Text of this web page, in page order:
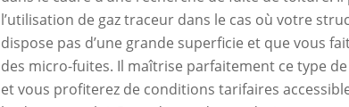
l’utilisation de gaz traceur dans le cas où votre
dispose pas d’une grande superficie et que vous
des micro-fuites. Il maîtrise parfaitement ce type
et vous profiterez de conditions tarifaires